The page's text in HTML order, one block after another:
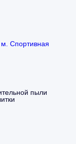
Спортивная
пыли